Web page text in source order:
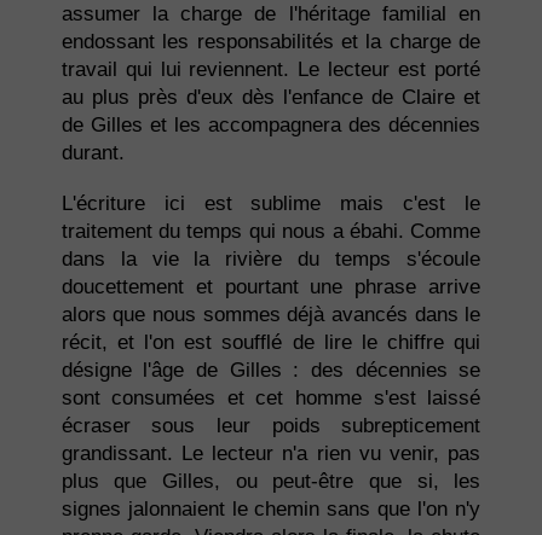
assumer la charge de l'héritage familial en
endossant les responsabilités et la charge de
travail qui lui reviennent. Le lecteur est porté
au plus près d'eux dès l'enfance de Claire et
de Gilles et les accompagnera des décennies
durant.
L'écriture ici est sublime mais c'est le
traitement du temps qui nous a ébahi. Comme
dans la vie la rivière du temps s'écoule
doucettement et pourtant une phrase arrive
alors que nous sommes déjà avancés dans le
récit, et l'on est soufflé de lire le chiffre qui
désigne l'âge de Gilles : des décennies se
sont consumées et cet homme s'est laissé
écraser sous leur poids subrepticement
grandissant. Le lecteur n'a rien vu venir, pas
plus que Gilles, ou peut-être que si, les
signes jalonnaient le chemin sans que l'on n'y